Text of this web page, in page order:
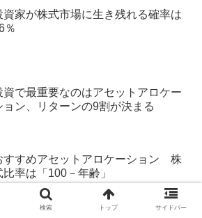
資家が株式市場に生き残れる確率は
％
資で最重要なのはアセットアロケー
ョン、リターンの9割が決まる
すすめアセットアロケーション 株
比率は「100－年齢」
検索 トップ サイドバー